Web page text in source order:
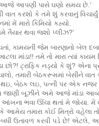
આજે આપણી પાસે ઘણો સમય છે.’
કરશો કે તમે શું કરવાનું વિચાર્યું
મેં મારો કિમિયો કહ્યો.
થવા જશો પ્લીઝ?’
કામયની જેમ બારણાનો બેલ
માંડા!! તમે તો મારા ત્યાં
છો?! ટ્રાફિક નડ્યો કે શું? એના
તમારી બેઠકરૂમમાં બેસીને વાત
બેઠક લઇ, પત્ની પર એક નજર
જાણી બૂઝીને અમે આજે માંડા
આંખના ભવા ઊંચા થતાં મે જોયા. મેં
તમારા કોઈ મિત્રો વહેલા
બધી ઉતાવળ કરવી પડે છે!